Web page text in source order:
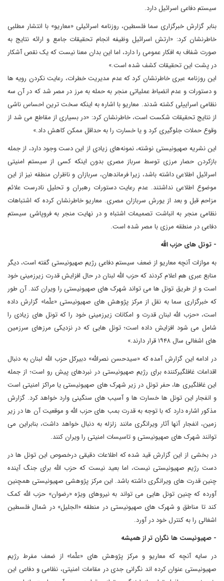
سیستم دفاعی اسرائیل دارد.
بنابر گزارش خبرگزاری سما فلسطین، روزنامه اسرائیلی «معاریو» با انتشار مطلبی
خاطرنشان کرد: «ارتش اسرائیل وظیفه انجام تحقیقات جامع و ارائه نتایج به
صورت شفاف به افکار عمومی را دارد، اما این بدان معنا نیست که یک نقص آشکار
در پشت این تحقیقات کشف شده است.»
این روزنامه عبری خاطرنشان کرد که عدم مدیریت خطرات، رعایت نکردن رویه ها
و دستورات و عدم انضباط عملیاتی منجر به حمله به مرز در مصر شد که در آن سه
نظامی اسراییلی کشته شدند. معاریو با اشاره به اینکه سخت ترین احساس ناشی
از نتایج تحقیقات شکست است، خاطرنشان کرد: «در بسیاری از مقاطع می شد از
وقوع حملات جلوگیری کرد و یا خسارت را به حداقل ممکن کاهش داد.»
این نشریه صهیونیستی نوشته، نمونه‌های زیادی از این دست وجود دارد، از جمله
بازکردن حصار مرزی توسط سرباز مصری بدون اینکه کسی از سیستم امنیتی
اسرائیل اطلاعی داشته باشد، زیرا فرماندهان، سربازان و ناظران منطقه نیز از این
موضوع اطلاعی نداشتند. عدم رعایت دستورات رهبران و تحلیل نادرست علائم
مزاحم قبل و بعد از یورش سربازان مصری. معاریو خاطرنشان کرده که اشتباهات
نظامی منجر به انباشت تصمیمات اشتباه و در نهایت منجر به فروپاشی سیستم
دفاعی در منطقه مرزی با مصر شده است.
- تونل های حزب الله
به موازات آنچه معاریو از ضعف سیستم دفاعی رژیم صهیونیستی گفته است، دیگر
منابع عبری هم اعلام کردند که حزب الله لبنان در حال افزایش قدرت زیرزمینی خود
است و از طریق تونل ها می تواند شهرک های صهیونیستی را ویران کند. آن طور
که خبرگزاری سما به نقل از مرکز پژوهش های صهیونیستی «علْما» گزارش داده
است، «حزب الله لبنان قدرت و امکانات زیرزمینی خود را که تونل های زیادی را
شامل می شود افزایش داده است؛ تونل هایی که در نزدیکی مرزهای سرزمین
های اشغالی سال ۱۹۴۸ قرار دارند.»
در ادامه این گزارش آمده که «سیدحسن نصرالله» دبیرکل حزب الله لبنان به دنبال
اقدامات غافلگیرکننده برای رژیم صهیونیستی در نبردهای پیش رو است؛ از جمله
این غافلگیری ها، حفر تونل در زیر شهرک های صهیونیستی یا مراکز امنیتی است
و انفجار این تونل ها خسارت ها و آسیب های سنگینی وارد خواهد کرد. گزارش
مذکور اشاره دارد که با توجه به قدرت بمب های حزب الله و موقعیت آن ها در زیر
زمین، انفجار آنها آثار ویرانگری مانند زلزله به دنبال خواهد داشت، بنابراین می
توانند شهرک های صهیونیستی و تاسیسات امنیتی را ویران کنند.
در بخشی از این گزارش قید شده که اطلاعات دقیقی درخصوص این تونل ها در
دست رژیم صهیونیستی نیست، اما بعید نیست که حزب الله برای جنگ آینده
چنین قدرت های ویرانگری داشته باشد. این مرکز پژوهشی صهیونیستی همچنین
آورده که چنین تونل هایی می تواند به نیروهای ویژه «رضوان» حزب الله کمک
کند تا مناطق و شهرک های صهیونیستی در منطقه «الجلیل» در شمال فلسطین
اشغالی را به کنترل خود در آورد.
- صهیونیست ها نگران تر از همیشه
در سایه آنچه که معاریو و مرکز پژوهش های «علْما» از ضعف مفرط رژیم
صهیونیستی عنوان کرده اند نگرانی جدی در مقامات امنیتی، نظامی و دفاعی این